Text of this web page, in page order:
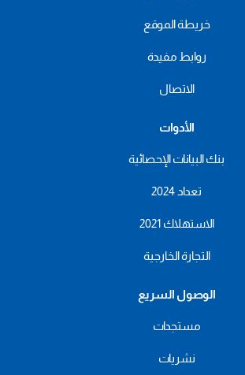
خريطة الموقع
روابط مفيدة
الاتصال
الأدوات
بنك البيانات الإحصائية
تعداد 2024
الاستهلاك 2021
التجارة الخارجية
الوصول السريع
مستجدات
نشريات